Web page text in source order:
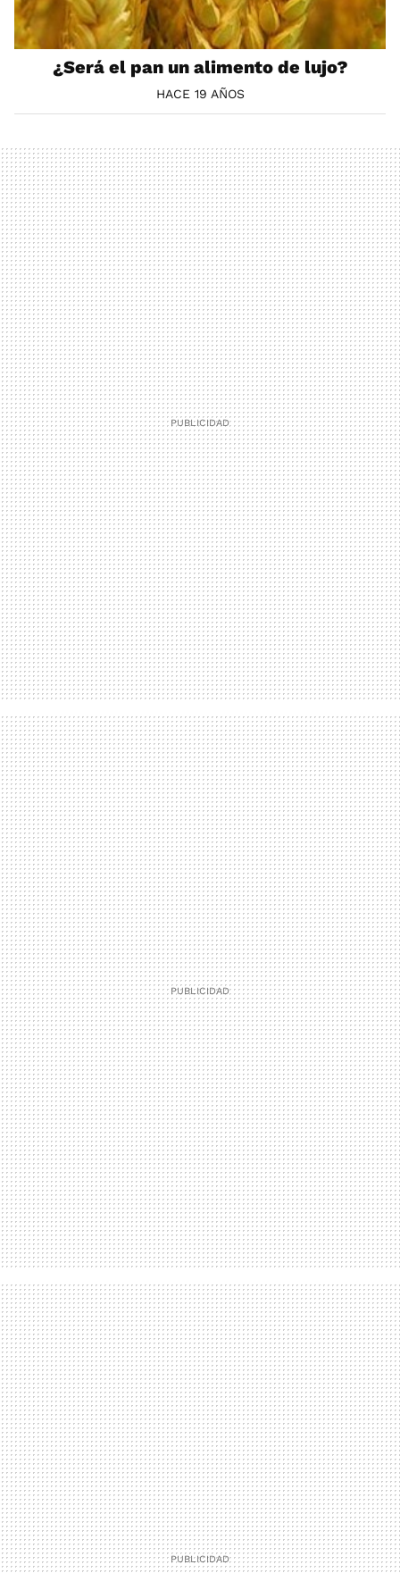
¿Será el pan un alimento de lujo?
HACE 19 AÑOS